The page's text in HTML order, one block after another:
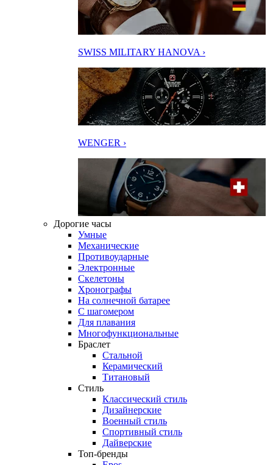
SWISS MILITARY HANOVA ›
WENGER ›
Дорогие часы
Умные
Механические
Противоударные
Электронные
Скелетоны
Хронографы
На солнечной батарее
С шагомером
Для плавания
Многофункциональные
Браслет
Стальной
Керамический
Титановый
Стиль
Классический стиль
Дизайнерские
Военный стиль
Спортивный стиль
Дайверские
Топ-бренды